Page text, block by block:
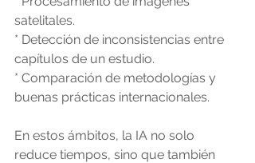
satelitales.
* Detección de inconsistencias entre
capítulos de un estudio.
* Comparación de metodologías y
buenas prácticas internacionales.
En estos ámbitos, la IA no solo
reduce tiempos, sino que también